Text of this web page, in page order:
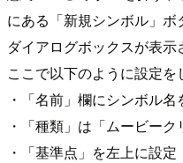
にある「新規シンボル」
ダイアログボックスが表示
ここで以下のように設定を
・「名前」欄にシンボル名
・「種類」は「ムービー
・「基準点」を左上に設定